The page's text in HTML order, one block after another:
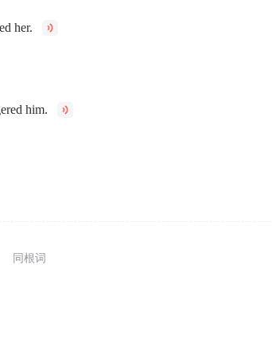
her.
him.
同根词